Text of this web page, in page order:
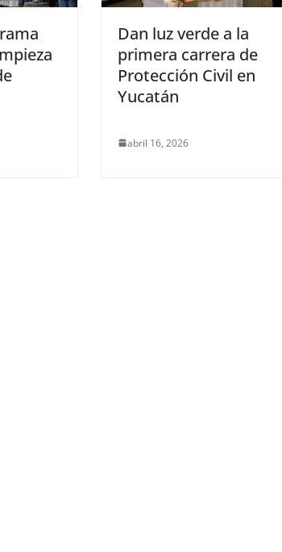
Dan luz verde a la
primera carrera de
Protección Civil en
Yucatán
abril 16, 2026